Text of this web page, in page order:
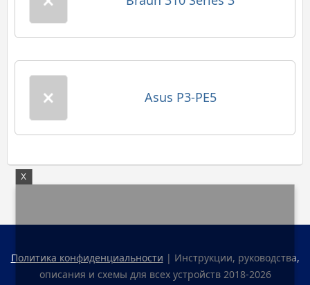
X
Asus P3-PE5
Политика конфиденциальности | Инструкции, руководства,
описания и схемы для всех устройств 2018-2026